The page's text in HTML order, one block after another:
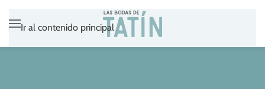
Ir al contenido principal